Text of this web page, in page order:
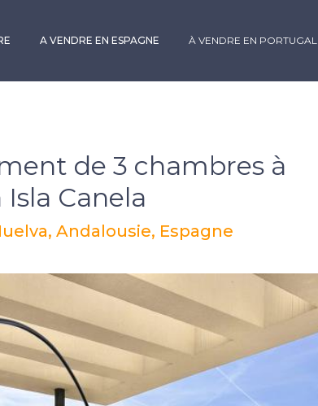
A VENDRE EN ESPAGNE À VENDRE EN PORTUGAL
de 3 chambres à
Canela
Andalousie, Espagne